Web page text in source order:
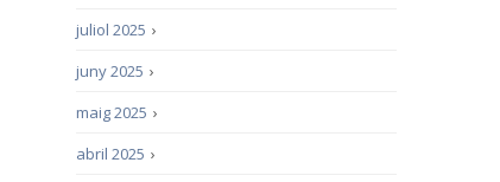
›
juliol 2025
›
juny 2025
›
maig 2025
›
abril 2025